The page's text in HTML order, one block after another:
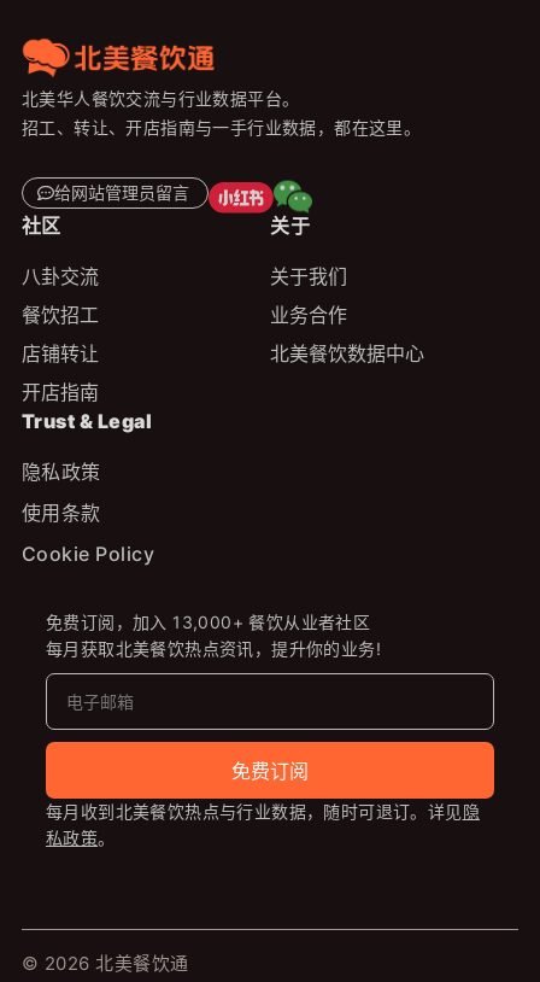
北美华人餐饮交流与行业数据平台。
招工、转让、开店指南与一手行业数据，都在这里。
给网站管理员留言
社区
八卦交流
餐饮招工
店铺转让
开店指南
关于
关于我们
业务合作
北美餐饮数据中心
Trust & Legal
隐私政策
使用条款
Cookie Policy
免费订阅，加入 13,000+ 餐饮从业者社区
每月获取北美餐饮热点资讯，提升你的业务!
免费订阅
每月收到北美餐饮热点与行业数据，随时可退订。详见隐
私政策。
© 2026 北美餐饮通